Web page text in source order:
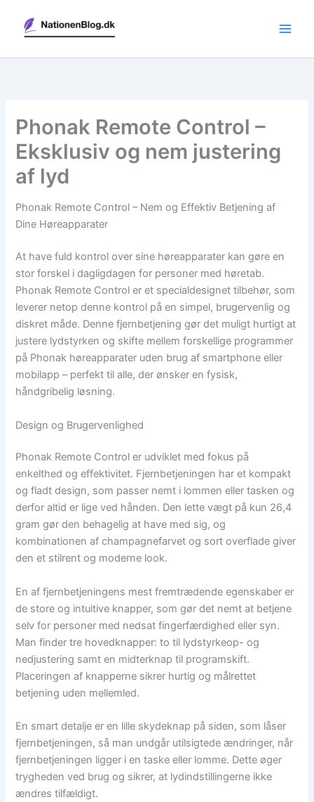
indholdet
Phonak Remote Control –
Eksklusiv og nem justering
af lyd
Phonak Remote Control – Nem og Effektiv Betjening af
Dine Høreapparater
At have fuld kontrol over sine høreapparater kan gøre en
stor forskel i dagligdagen for personer med høretab.
Phonak Remote Control er et specialdesignet tilbehør, som
leverer netop denne kontrol på en simpel, brugervenlig og
diskret måde. Denne fjernbetjening gør det muligt hurtigt at
justere lydstyrken og skifte mellem forskellige programmer
på Phonak høreapparater uden brug af smartphone eller
mobilapp – perfekt til alle, der ønsker en fysisk,
håndgribelig løsning.
Design og Brugervenlighed
Phonak Remote Control er udviklet med fokus på
enkelthed og effektivitet. Fjernbetjeningen har et kompakt
og fladt design, som passer nemt i lommen eller tasken og
derfor altid er lige ved hånden. Den lette vægt på kun 26,4
gram gør den behagelig at have med sig, og
kombinationen af champagnefarvet og sort overflade giver
den et stilrent og moderne look.
En af fjernbetjeningens mest fremtrædende egenskaber er
de store og intuitive knapper, som gør det nemt at betjene
selv for personer med nedsat fingerfærdighed eller syn.
Man finder tre hovedknapper: to til lydstyrkeop- og
nedjustering samt en midterknap til programskift.
Placeringen af knapperne sikrer hurtig og målrettet
betjening uden mellemled.
En smart detalje er en lille skydeknap på siden, som låser
fjernbetjeningen, så man undgår utilsigtede ændringer, når
fjernbetjeningen ligger i en taske eller lomme. Dette øger
trygheden ved brug og sikrer, at lydindstillingerne ikke
ændres tilfældigt.